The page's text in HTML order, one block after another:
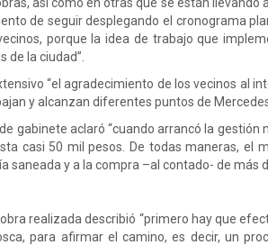
de seguir desplegando el cronograma
porque la idea de trabajo que
de la ciudad”.
“el agradecimiento de los vecinos al
y alcanzan diferentes puntos de
gabinete aclaró “cuando arrancó la gestión
casi 50 mil pesos. De todas maneras, el
saneada y a la compra –al contado- de más
realizada describió “primero hay que
para afirmar el camino, es decir, un